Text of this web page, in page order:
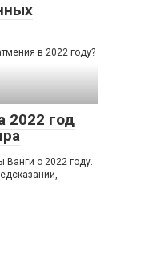
в 2022 году?
2022 год
Ванги о 2022 году.